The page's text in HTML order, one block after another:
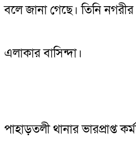
বলে জানা গেছে। তিনি
এলাকার বাসিন্দা।
পাহাড়তলী থানার ভারপ্রাপ্ত